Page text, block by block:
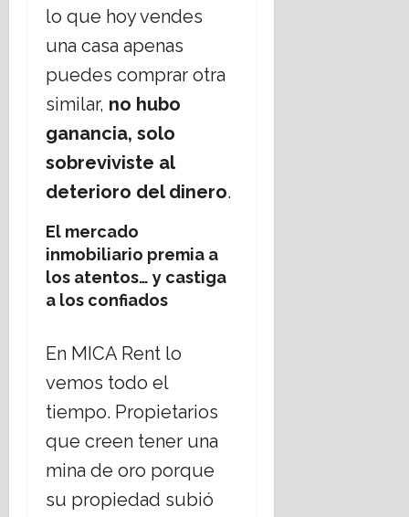
lo que hoy vendes
una casa apenas
puedes comprar otra
similar, no hubo
ganancia, solo
sobreviviste al
deterioro del dinero.
El mercado
inmobiliario premia a
los atentos… y castiga
a los confiados
En MICA Rent lo
vemos todo el
tiempo. Propietarios
que creen tener una
mina de oro porque
su propiedad subió